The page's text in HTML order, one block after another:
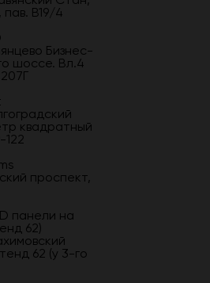
пав. В19/4
Бизнес-
шоссе. Вл.4
квадратный
122
проспект,
панели на
62)
62 (у 3-го